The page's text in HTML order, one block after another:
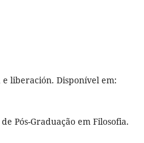
e liberación. Disponível em:
Pós-Graduação em Filosofia.